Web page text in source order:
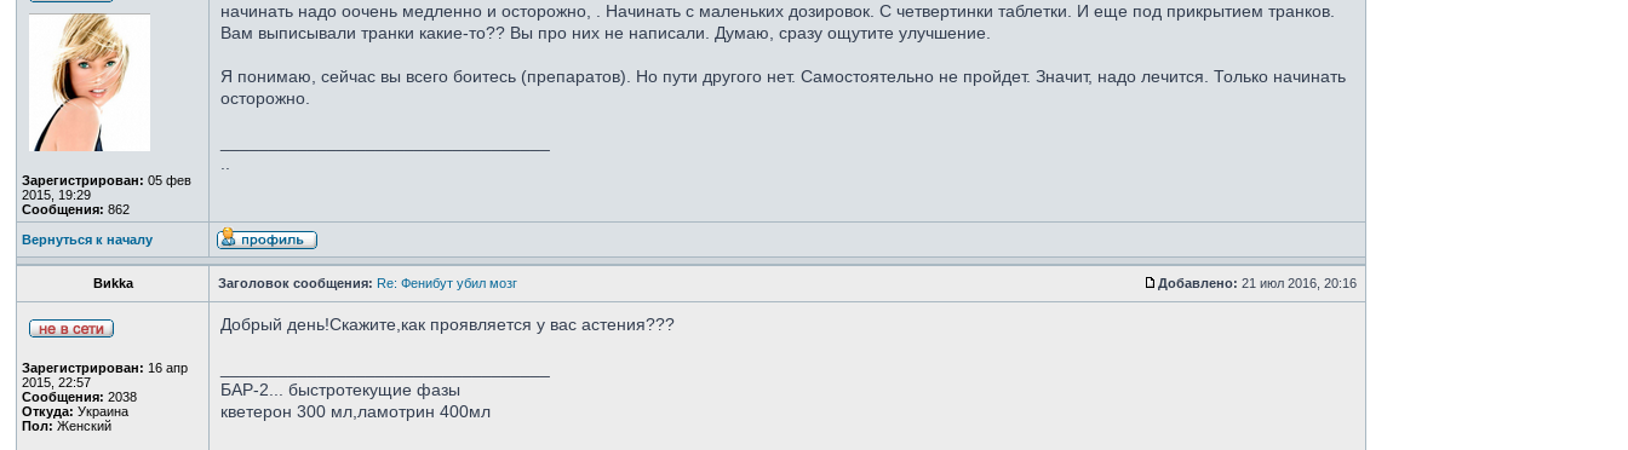
Зарегистрирован: 05 фев
2015, 19:29
Сообщения: 862
начинать надо оочень медленно и осторожно, . Начинать с маленьких дозировок. С четвертинки таблетки. И еще под прикрытием транков.
Вам выписывали транки какие-то?? Вы про них не написали. Думаю, сразу ощутите улучшение.
Я понимаю, сейчас вы всего боитесь (препаратов). Но пути другого нет. Самостоятельно не пройдет. Значит, надо лечится. Только начинать
осторожно.
Вернуться к началу
Виkka Заголовок сообщения: Re: Фенибут убил мозг Добавлено: 21 июл 2016, 20:16
Зарегистрирован: 16 апр
2015, 22:57
Сообщения: 2038
Откуда: Украина
Пол: Женский
Добрый день!Скажите,как проявляется у вас астения???
БАР-2... быстротекущие фазы
кветерон 300 мл,ламотрин 400мл